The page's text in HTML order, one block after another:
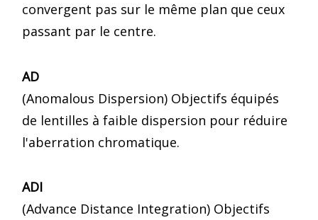
convergent pas sur le même plan que ceux
passant par le centre.
AD
(Anomalous Dispersion) Objectifs équipés
de lentilles à faible dispersion pour réduire
l'aberration chromatique.
ADI
(Advance Distance Integration) Objectifs